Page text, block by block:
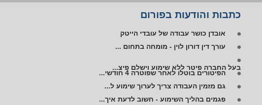
כתבות והודעות בפורום
אפליית עובד אוטיסט במקום העבודה
פיטורים ללא שימוע בתקופת אי כושר
אובדן כושר עבודה של עובדי הייטק
עורך דין דורון לוין - מומחה בתחום ...
בעל החברה פיטר ללא שימוע וישלם פיצ...
הפיטורים בוטלו לאחר שפוטרה 4 חודשי...
גם מזמין העבודה צריך לערוך שימוע ל...
פגמים בהליך השימוע - חשוב לדעת איך...